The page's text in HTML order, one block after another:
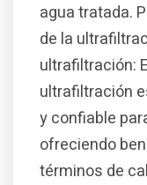
agua tratada.
de la
ultrafiltración:
ultrafiltración
y confiable
ofreciendo
términos de